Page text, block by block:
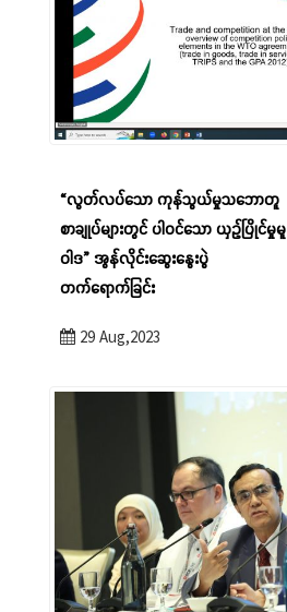
“လွတ်လပ်သော ကုန်သွယ်မှုသဘောတူ
စာချုပ်များတွင် ပါဝင်သော ယှဉ်ပြိုင်မှုမူ
ဝါဒ” အွန်လိုင်းဆွေးနွေးပွဲ
တက်ရောက်ခြင်း
29 Aug,2023